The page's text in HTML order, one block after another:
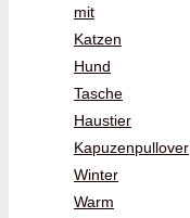
mit
Katzen
Hund
Tasche
Haustier
Kapuzenpullover
Winter
Warm